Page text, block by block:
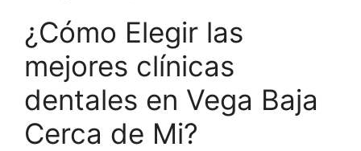
¿Cómo Elegir las
mejores clínicas
dentales en Vega Baja
Cerca de Mi?